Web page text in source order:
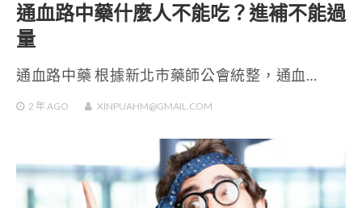
通血路中藥什麼人不能吃？進補不能過
量
通血路中藥 根據新北市藥師公會統整，通血…
2 年AGO XINPUAHM@GMAIL.COM